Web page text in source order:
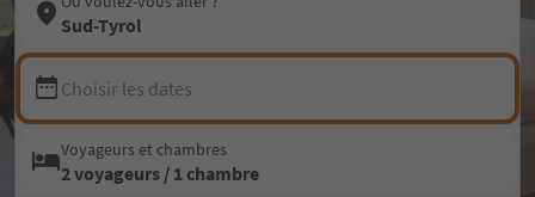
Sud-Tyrol
Choisir les dates
Voyageurs et chambres
2 voyageurs / 1 chambre